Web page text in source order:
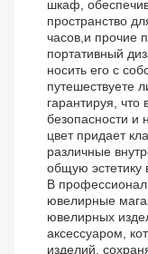
шкаф,
пространство
часов,и прочие
портативный
носить его с
путешествуете
гарантируя,
безопасности
цвет придает
различные
общую эстетику
В
ювелирные
ювелирных
аксессуаром,
изделий,